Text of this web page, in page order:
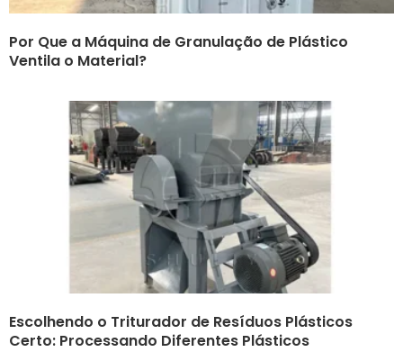
Por Que a Máquina de Granulação de Plástico
Ventila o Material?
Escolhendo o Triturador de Resíduos Plásticos
Certo: Processando Diferentes Plásticos